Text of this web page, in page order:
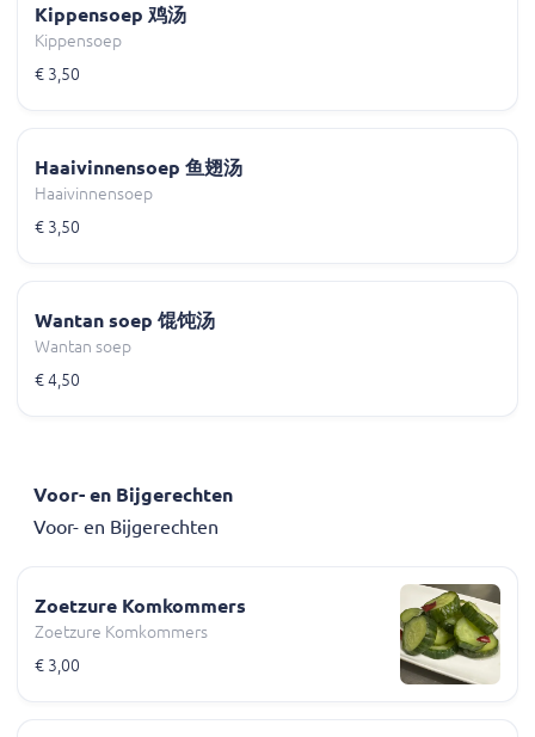
Kippensoep 鸡汤
Kippensoep
€ 3,50
Haaivinnensoep 鱼翅汤
Haaivinnensoep
€ 3,50
Wantan soep 馄饨汤
Wantan soep
€ 4,50
Voor- en Bijgerechten
Voor- en Bijgerechten
Zoetzure Komkommers
Zoetzure Komkommers
€ 3,00